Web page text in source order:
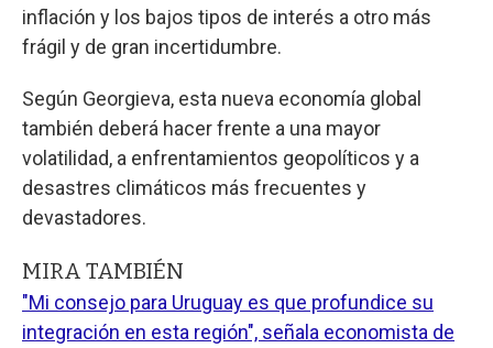
inflación y los bajos tipos de interés a otro más
frágil y de gran incertidumbre.
Según Georgieva, esta nueva economía global
también deberá hacer frente a una mayor
volatilidad, a enfrentamientos geopolíticos y a
desastres climáticos más frecuentes y
devastadores.
MIRA TAMBIÉN
"Mi consejo para Uruguay es que profundice su
integración en esta región", señala economista de